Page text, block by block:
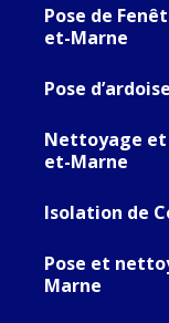
Pose de
et-Marne
Pose
Nettoyage et
et-Marne
Isolation de
Pose et
Marne